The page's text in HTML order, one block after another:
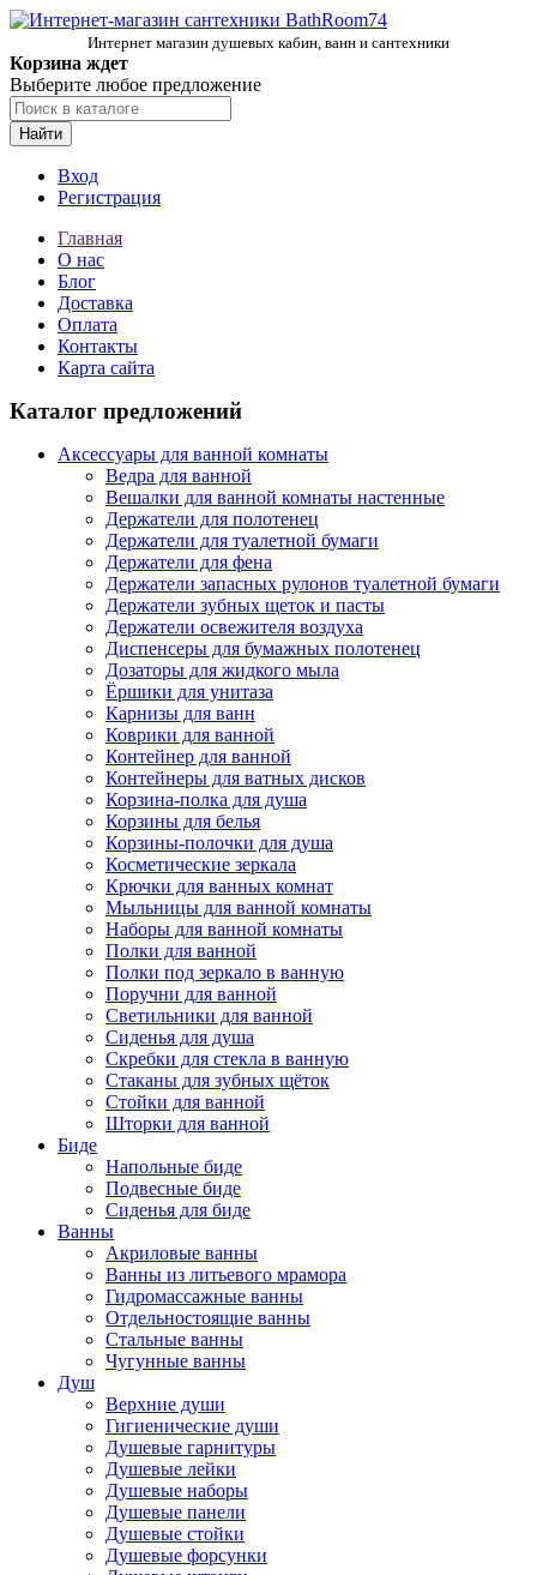
Интернет магазин душевых кабин, ванн и сантехники
Корзина ждет
Выберите любое предложение
Найти
Вход
Регистрация
Главная
О нас
Блог
Доставка
Оплата
Контакты
Карта сайта
Каталог предложений
Аксессуары для ванной комнаты
Ведра для ванной
Вешалки для ванной комнаты настенные
Держатели для полотенец
Держатели для туалетной бумаги
Держатели для фена
Держатели запасных рулонов туалетной бумаги
Держатели зубных щеток и пасты
Держатели освежителя воздуха
Диспенсеры для бумажных полотенец
Дозаторы для жидкого мыла
Ёршики для унитаза
Карнизы для ванн
Коврики для ванной
Контейнер для ванной
Контейнеры для ватных дисков
Корзина-полка для душа
Корзины для белья
Корзины-полочки для душа
Косметические зеркала
Крючки для ванных комнат
Мыльницы для ванной комнаты
Наборы для ванной комнаты
Полки для ванной
Полки под зеркало в ванную
Поручни для ванной
Светильники для ванной
Сиденья для душа
Скребки для стекла в ванную
Стаканы для зубных щёток
Стойки для ванной
Шторки для ванной
Биде
Напольные биде
Подвесные биде
Сиденья для биде
Ванны
Акриловые ванны
Ванны из литьевого мрамора
Гидромассажные ванны
Отдельностоящие ванны
Стальные ванны
Чугунные ванны
Душ
Верхние души
Гигиенические души
Душевые гарнитуры
Душевые лейки
Душевые наборы
Душевые панели
Душевые стойки
Душевые форсунки